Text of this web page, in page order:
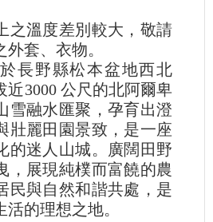
之溫度差別較大，敬請
套、衣物。
於長野縣松本盆地西北
近3000 公尺的北阿爾卑
雪融水匯聚，孕育出澄
壯麗田園景致，是一座
的迷人山城。廣闊田野
，展現純樸而富饒的農
民與自然和諧共處，是
的理想之地。